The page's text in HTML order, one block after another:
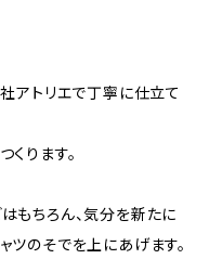
アトリエで丁寧に仕立て
ります。
もちろん、気分を新たに
ツのそでを上にあげます。